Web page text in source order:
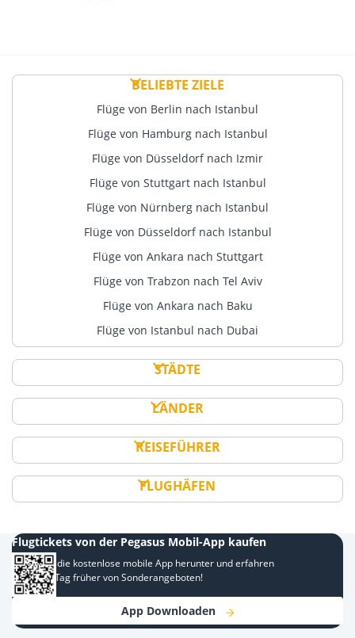
BELIEBTE ZIELE
Flüge von Berlin nach Istanbul
Flüge von Hamburg nach Istanbul
Flüge von Düsseldorf nach Izmir
Flüge von Stuttgart nach Istanbul
Flüge von Nürnberg nach Istanbul
Flüge von Düsseldorf nach Istanbul
Flüge von Ankara nach Stuttgart
Flüge von Trabzon nach Tel Aviv
Flüge von Ankara nach Baku
Flüge von Istanbul nach Dubai
STÄDTE
LÄNDER
REISEFÜHRER
FLUGHÄFEN
Flugtickets von der Pegasus Mobil-App kaufen
Laden Sie die kostenlose mobile App herunter und erfahren
Sie einen Tag früher von Sonderangeboten!
App Downloaden